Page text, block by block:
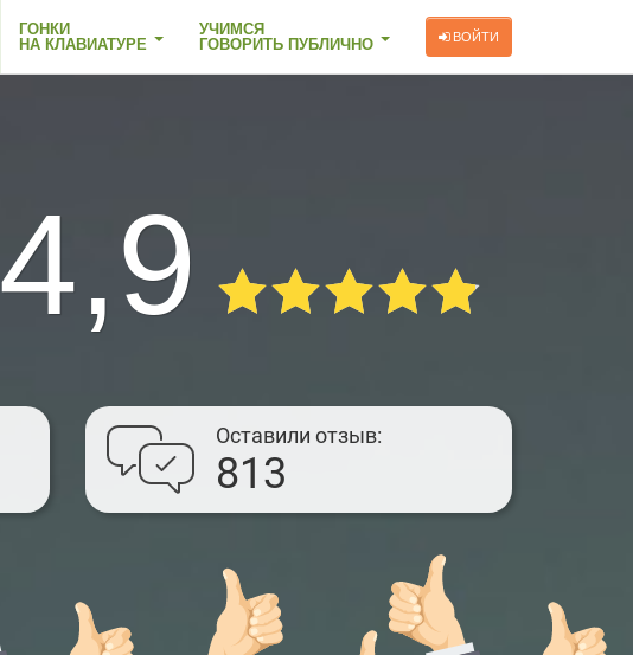
ГОНКИ
НА КЛАВИАТУРЕ
УЧИМСЯ
ГОВОРИТЬ ПУБЛИЧНО
ВОЙТИ
4,9
Оставили отзыв
813